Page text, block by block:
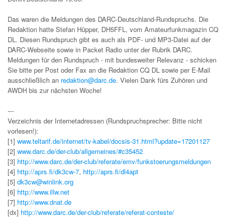
Das waren die Meldungen des DARC-Deutschland-Rundspruchs. Die
Redaktion hatte Stefan Hüpper, DH5FFL, vom Amateurfunkmagazin CQ
DL. Diesen Rundspruch gibt es auch als PDF- und MP3-Datei auf der
DARC-Webseite sowie in Packet Radio unter der Rubrik DARC.
Meldungen für den Rundspruch - mit bundesweiter Relevanz - schicken
Sie bitte per Post oder Fax an die Redaktion CQ DL sowie per E-Mail
ausschließlich an redaktion@darc.de. Vielen Dank fürs Zuhören und
AWDH bis zur nächsten Woche!
---
Verzeichnis der Internetadressen (Rundspruchsprecher: Bitte nicht
vorlesen!):
[1] www.teltarif.de/internet/tv-kabel/docsis-31.html?update=17201127
[2] www.darc.de/der-club/allgemeines/#c35452
[3] http://www.darc.de/der-club/referate/emv/funkstoerungsmeldungen
[4] http://aprs.fi/dk3cw-7, http://aprs.fi/dl4apt
[5] dk3cw@winlink.org
[6] http://www.illw.net
[7] http://www.dnat.de
[dx] http://www.darc.de/der-club/referate/referat-conteste/